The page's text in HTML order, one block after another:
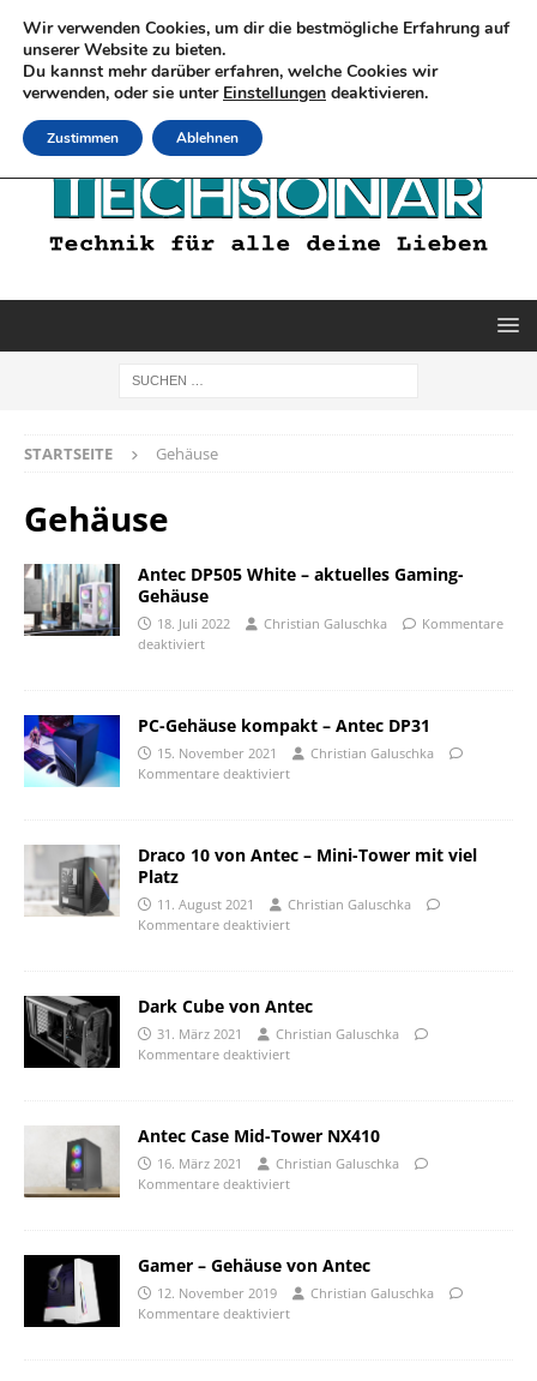
STARTSEITE Gehäuse
Gehäuse
Antec DP505 White – aktuelles Gaming-
Gehäuse
18. Juli 2022 Christian Galuschka
Kommentare
deaktiviert
PC-Gehäuse kompakt – Antec DP31
15. November 2021
Christian Galuschka
Kommentare deaktiviert
Draco 10 von Antec – Mini-Tower mit viel
Platz
11. August 2021
Christian Galuschka
Kommentare deaktiviert
Dark Cube von Antec
31. März 2021
Christian Galuschka
Kommentare deaktiviert
Antec Case Mid-Tower NX410
16. März 2021
Christian Galuschka
Kommentare deaktiviert
Gamer – Gehäuse von Antec
12. November 2019
Christian Galuschka
Kommentare deaktiviert
Wir verwenden Cookies, um dir die bestmögliche Erfahrung auf
unserer Website zu bieten.
Du kannst mehr darüber erfahren, welche Cookies wir
verwenden, oder sie unter Einstellungen deaktivieren.
Zustimmen Ablehnen